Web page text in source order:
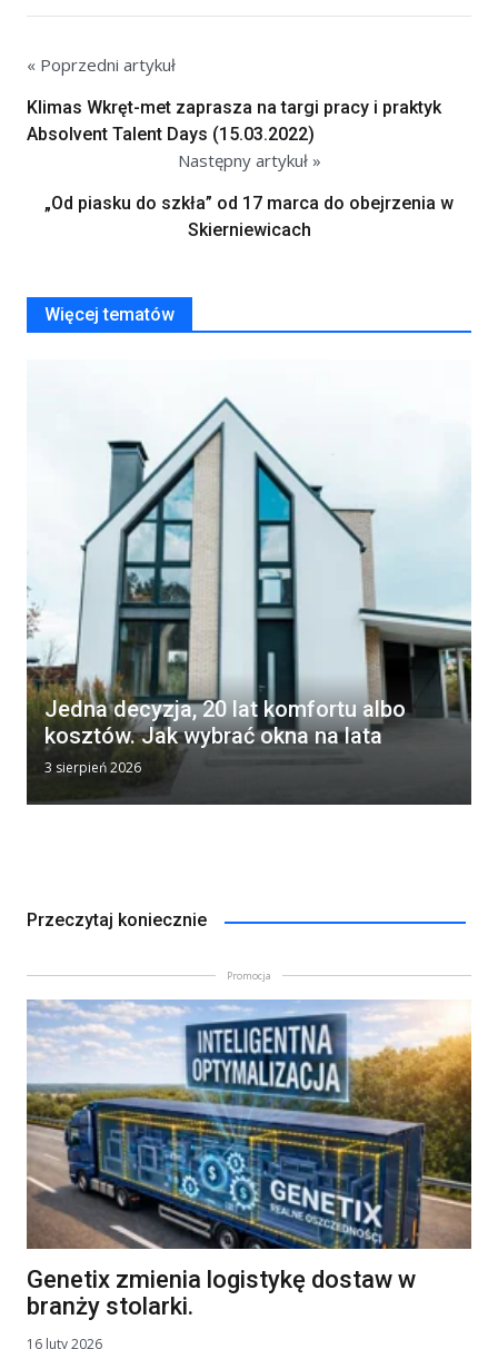
« Poprzedni artykuł
Klimas Wkręt-met zaprasza na targi pracy i praktyk
Absolvent Talent Days (15.03.2022)
Następny artykuł »
„Od piasku do szkła” od 17 marca do obejrzenia w
Skierniewicach
Więcej tematów
Jedna decyzja, 20 lat komfortu albo
kosztów. Jak wybrać okna na lata
3 sierpień 2026
Przeczytaj koniecznie
Promocja
Genetix zmienia logistykę dostaw w
branży stolarki.
16 luty 2026